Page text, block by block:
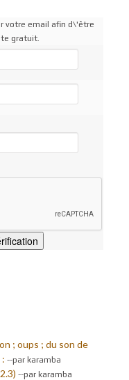
votre email afin d\'être
gratuit.
; oups ; du son de
--par karamba
--par karamba